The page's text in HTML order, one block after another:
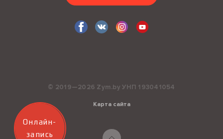
© 2019—2026 Zym.by УНП 193041054
Карта сайта
Онлайн-
запись